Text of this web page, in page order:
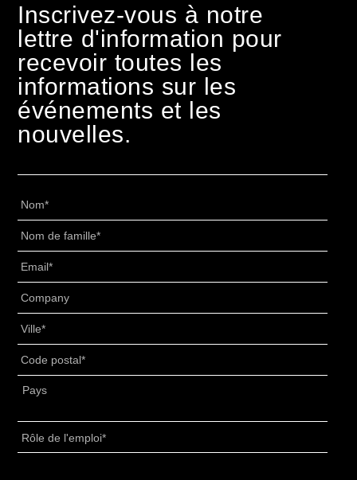
Inscrivez-vous à notre
lettre d'information pour
recevoir toutes les
informations sur les
événements et les
nouvelles.
Titolo *
Adresse
Pays
de